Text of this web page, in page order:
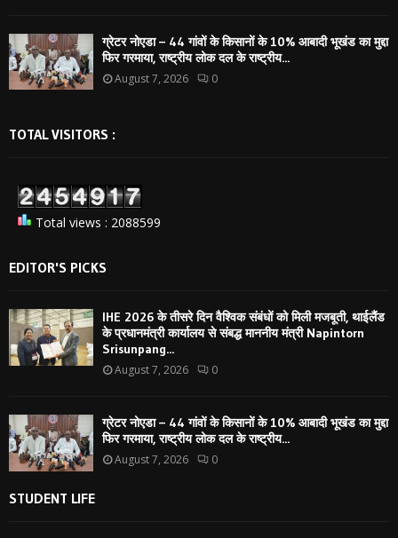
ग्रेटर नोएडा – 44 गांवों के किसानों के 10% आबादी भूखंड का मुद्दा
फिर गरमाया, राष्ट्रीय लोक दल के राष्ट्रीय...
August 7, 2026 0
TOTAL VISITORS :
Total views : 2088599
EDITOR'S PICKS
IHE 2026 के तीसरे दिन वैश्विक संबंधों को मिली मजबूती, थाईलैंड
के प्रधानमंत्री कार्यालय से संबद्ध माननीय मंत्री Napintorn
Srisunpang...
August 7, 2026 0
ग्रेटर नोएडा – 44 गांवों के किसानों के 10% आबादी भूखंड का मुद्दा
फिर गरमाया, राष्ट्रीय लोक दल के राष्ट्रीय...
August 7, 2026 0
STUDENT LIFE